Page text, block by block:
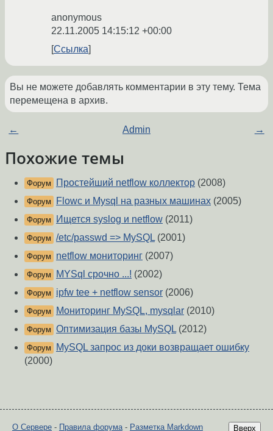
anonymous
22.11.2005 14:15:12 +00:00
Ссылка
Вы не можете добавлять комментарии в эту тему. Тема
перемещена в архив.
← Admin →
Похожие темы
Форум Простейший netflow коллектор (2008)
Форум Flowc и Mysql на разных машинах (2005)
Форум Ищется syslog и netflow (2011)
Форум /etc/passwd => MySQL (2001)
Форум netflow мониторинг (2007)
Форум MYSql срочно ...! (2002)
Форум ipfw tee + netflow sensor (2006)
Форум Мониторинг MySQL, mysqlar (2010)
Форум Оптимизация базы MySQL (2012)
Форум
MySQL запрос из доки возвращает ошибку
(2000)
Вверх
О Сервере - Правила форума- Разметка Markdown